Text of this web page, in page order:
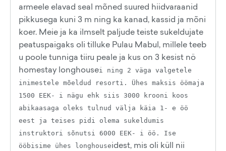
armeele elavad seal mõned suured hiidvaraanid
pikkusega kuni 3 m ning ka kanad, kassid ja mõni
koer. Meie ja ka ilmselt paljude teiste sukeldujate
peatuspaigaks oli tilluke Pulau Mabul, millele teeb
u poole tunniga tiiru peale ja kus on 3 kesist nö
homestay longhousei ning 2 väga valgetele
inimestele mõeldud resorti. Ühes maksis öömaja
1500 EEK- i nägu ehk siis 3000 krooni koos
abikaasaga oleks tulnud välja käia 1- e öö
eest ja teises pidi olema sukeldumis
instruktori sõnutsi 6000 EEK- i öö. Ise
ööbisime ühes longhouseidest, mis oli küll nii